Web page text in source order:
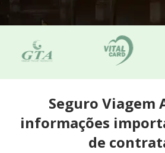
Seguro Viagem
informações
de